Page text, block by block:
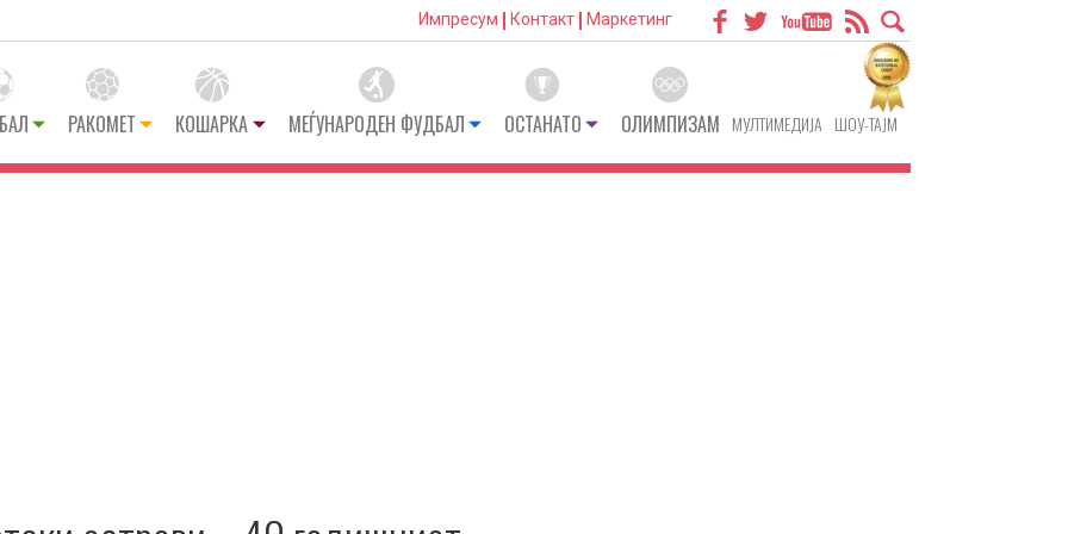
Импресум Контакт Маркетинг
РАКОМЕТ КОШАРКА МЕЃУНАРОДЕН ФУДБАЛ ОСТАНАТО ОЛИМПИЗАМ МУЛТИМЕДИЈА ШОУ-ТАЈМ